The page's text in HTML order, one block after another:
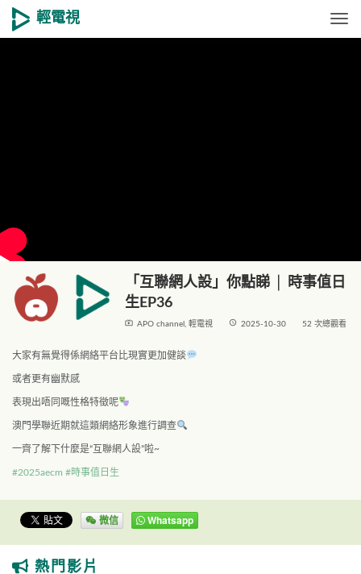
輕電視
「互聯網人設」你點睇 │ 時事值日
生EP36
live_tv APO channel , 輕電視 access_time 2025-10-30 52 次總觀看
大家有無覺得係網絡平台比現實更加健談
或者更有幽默感
表現出唔同嘅性格特徵呢
澳門學聯近期就這類網絡形象進行調查
一齊了解下什麼是“互聯網人設”啦~
#2025aecm #時事值日生
微信 Whatsapp
熱門影片